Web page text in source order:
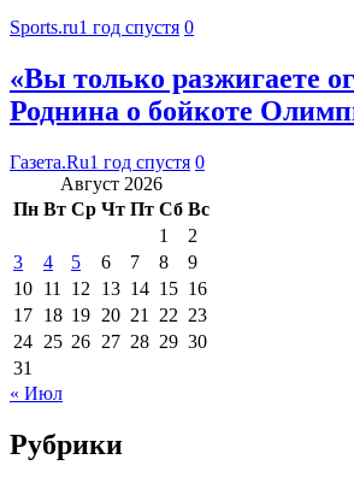
Sports.ru1 год спустя 0
«Вы только разжигаете
Роднина о бойкоте
Газета.Ru1 год спустя 0
Август 2026
Пн Вт Ср Чт Пт Сб Вс
1
2
3
4 5 6 7 8
9
10 11 12 13 14 15 16
17 18 19 20 21 22 23
24 25 26 27 28 29 30
31
« Июл
Рубрики